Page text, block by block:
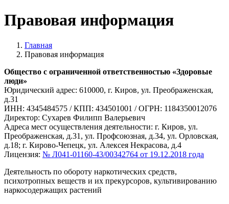
Правовая информация
Главная
Правовая информация
Общество с ограниченной ответственностью «Здоровые
люди»
Юридический адрес: 610000, г. Киров, ул. Преображенская,
д.31
ИНН: 4345484575 / КПП: 434501001 / ОГРН: 1184350012076
Директор: Сухарев Филипп Валерьевич
Адреса мест осуществления деятельности: г. Киров, ул.
Преображенская, д.31, ул. Профсоюзная, д.34, ул. Орловская,
д.18; г. Кирово-Чепецк, ул. Алексея Некрасова, д.4
Лицензия: № Л041-01160-43/00342764 от 19.12.2018 года
Деятельность по обороту наркотических средств,
психотропных веществ и их прекурсоров, культивированию
наркосодержащих растений